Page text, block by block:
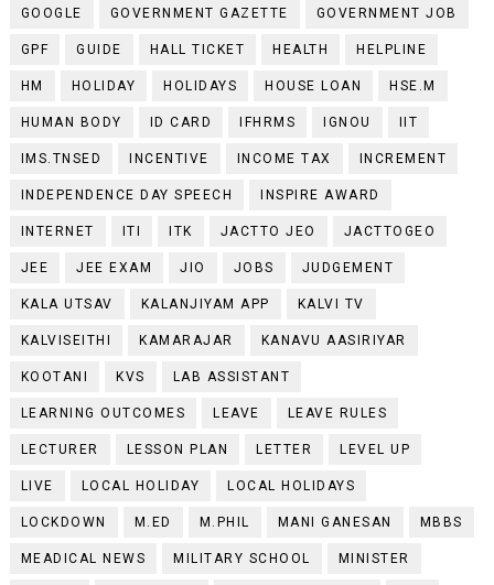
GOOGLE GOVERNMENT GAZETTE GOVERNMENT JOB
GPF GUIDE HALL TICKET HEALTH HELPLINE
HM HOLIDAY HOLIDAYS HOUSE LOAN HSE.M
HUMAN BODY ID CARD IFHRMS IGNOU IIT
IMS.TNSED INCENTIVE INCOME TAX INCREMENT
INDEPENDENCE DAY SPEECH INSPIRE AWARD
INTERNET ITI ITK JACTTO JEO JACTTOGEO
JEE JEE EXAM JIO JOBS JUDGEMENT
KALA UTSAV KALANJIYAM APP KALVI TV
KALVISEITHI KAMARAJAR KANAVU AASIRIYAR
KOOTANI KVS LAB ASSISTANT
LEARNING OUTCOMES LEAVE LEAVE RULES
LECTURER LESSON PLAN LETTER LEVEL UP
LIVE LOCAL HOLIDAY LOCAL HOLIDAYS
LOCKDOWN M.ED M.PHIL MANI GANESAN MBBS
MEADICAL NEWS MILITARY SCHOOL MINISTER